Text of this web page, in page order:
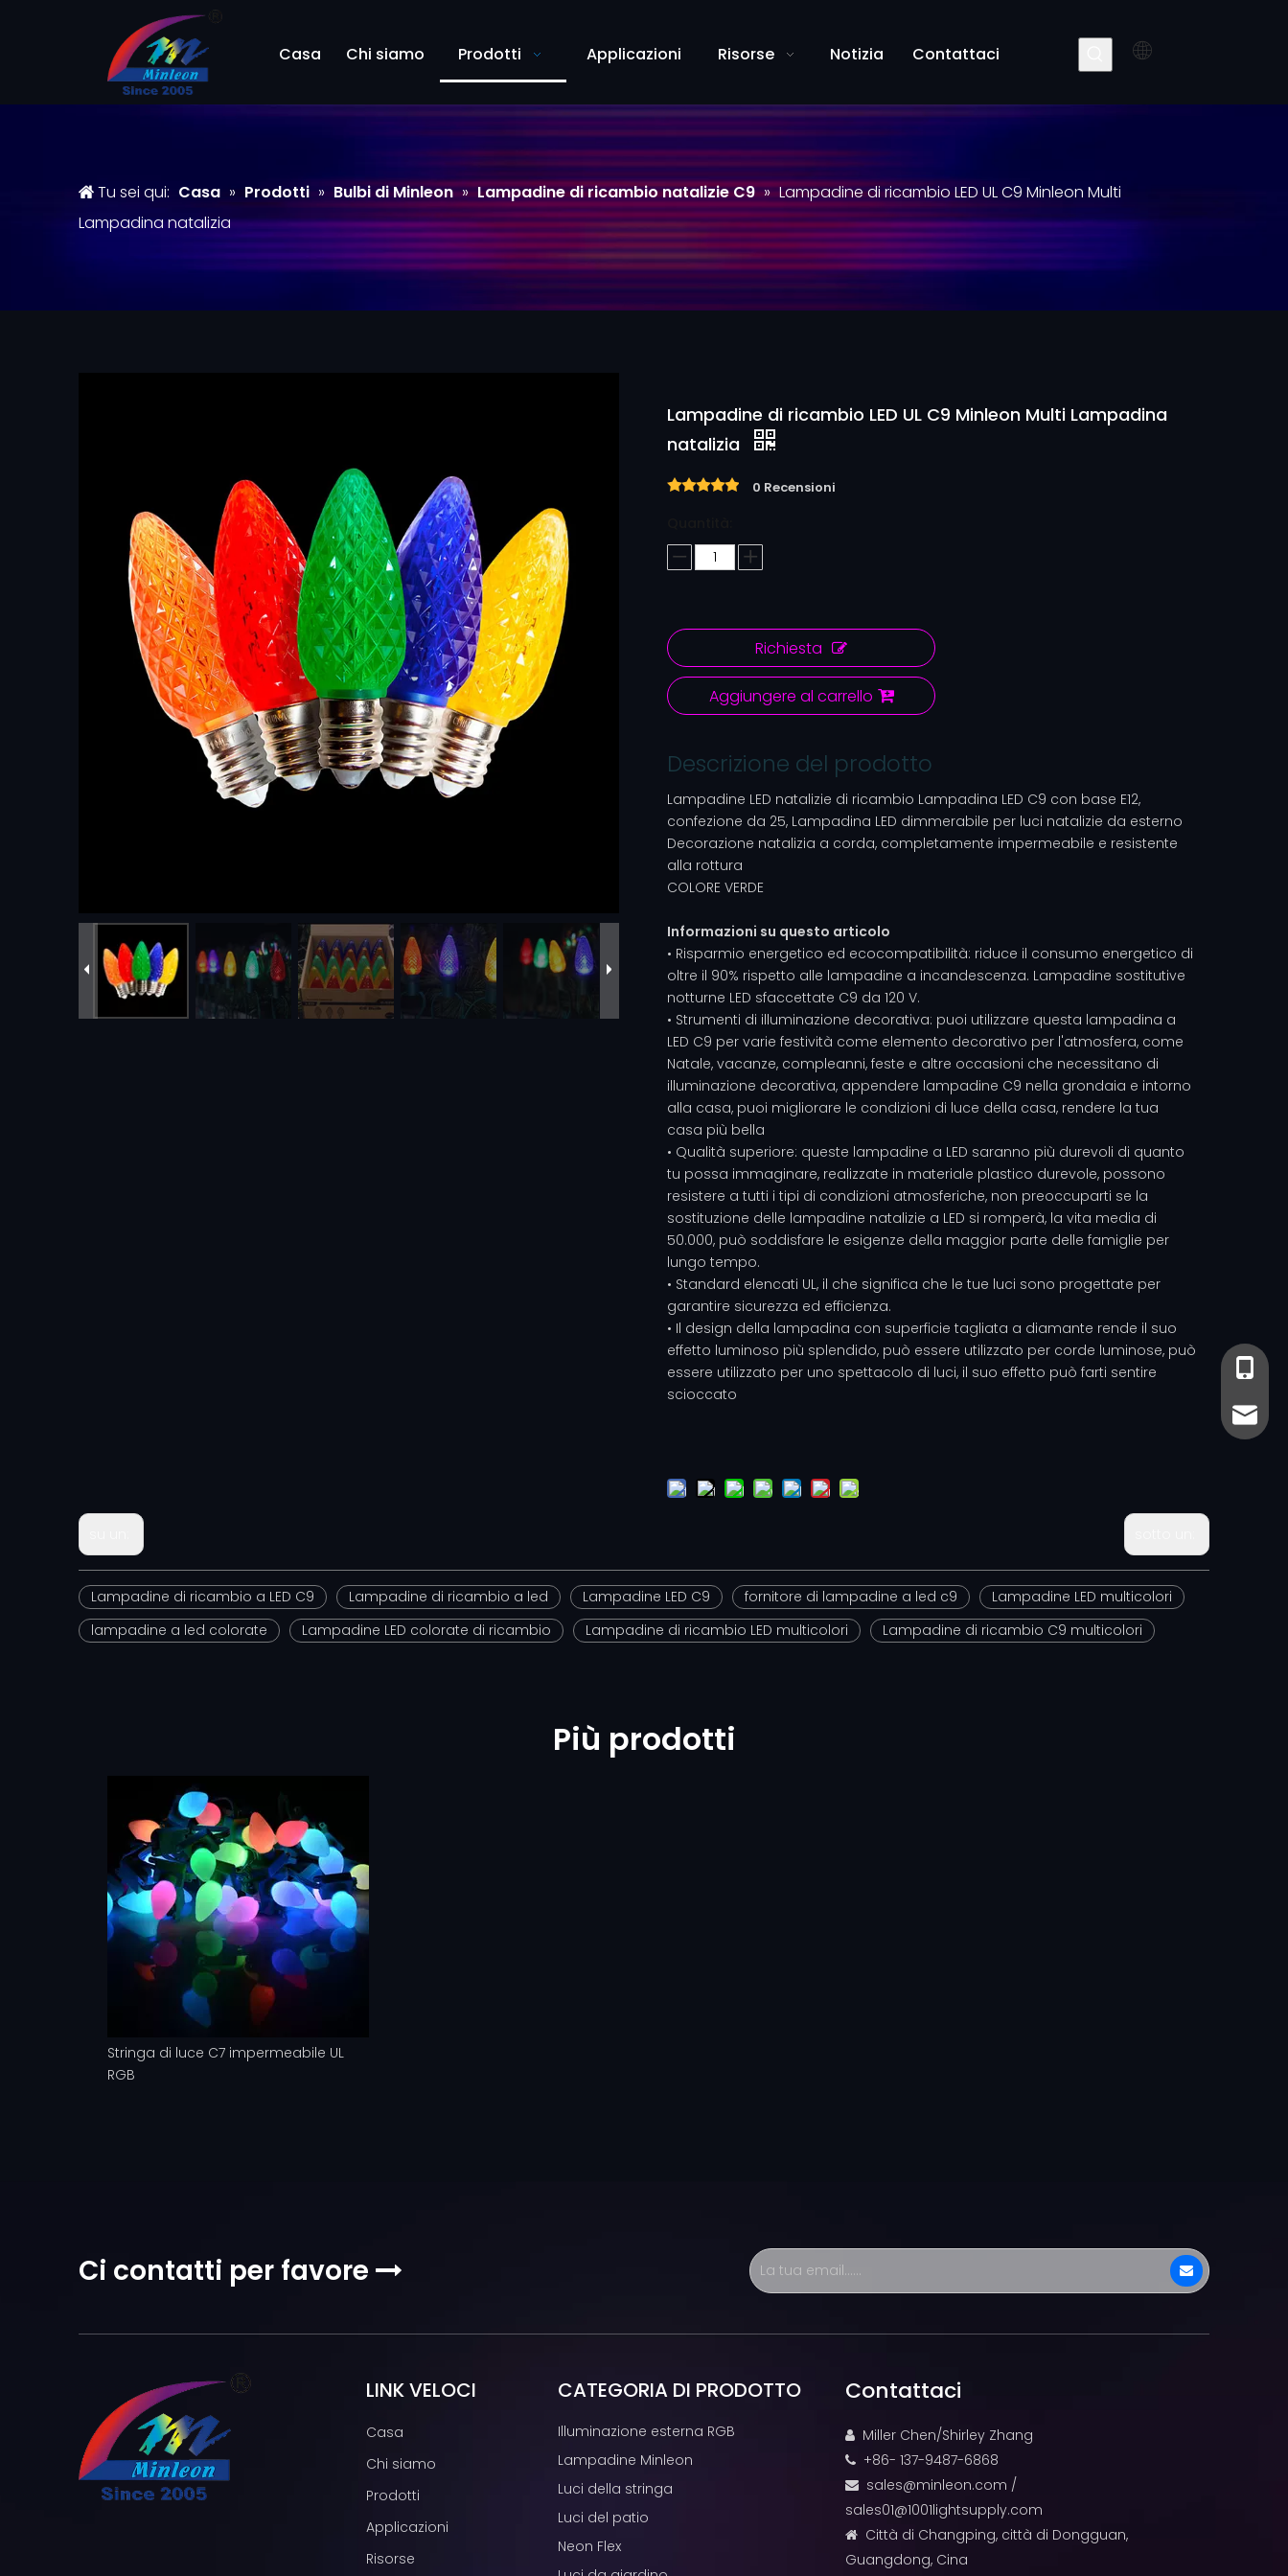
Casa Chi siamo Prodotti Applicazioni Risorse Notizia Contattaci
Tu sei qui: Casa » Prodotti » Bulbi di Minleon » Lampadine di ricambio natalizie C9 » Lampadine di ricambio LED UL C9 Minleon Multi
Lampadina natalizia
Lampadine di ricambio LED UL C9 Minleon Multi Lampadina
natalizia
0 Recensioni
Richiesta
Aggiungere al carrello
Descrizione del prodotto
Lampadine LED natalizie di ricambio Lampadina LED C9 con base E12,
confezione da 25, Lampadina LED dimmerabile per luci natalizie da esterno
Decorazione natalizia a corda, completamente impermeabile e resistente
alla rottura
COLORE VERDE
Informazioni su questo articolo
• Risparmio energetico ed ecocompatibilità: riduce il consumo energetico di
oltre il 90% rispetto alle lampadine a incandescenza. Lampadine sostitutive
notturne LED sfaccettate C9 da 120 V.
• Strumenti di illuminazione decorativa: puoi utilizzare questa lampadina a
LED C9 per varie festività come elemento decorativo per l'atmosfera, come
Natale, vacanze, compleanni, feste e altre occasioni che necessitano di
illuminazione decorativa, appendere lampadine C9 nella grondaia e intorno
alla casa, puoi migliorare le condizioni di luce della casa, rendere la tua
casa più bella
• Qualità superiore: queste lampadine a LED saranno più durevoli di quanto
tu possa immaginare, realizzate in materiale plastico durevole, possono
resistere a tutti i tipi di condizioni atmosferiche, non preoccuparti se la
sostituzione delle lampadine natalizie a LED si romperà, la vita media di
50.000, può soddisfare le esigenze della maggior parte delle famiglie per
lungo tempo.
• Standard elencati UL, il che significa che le tue luci sono progettate per
garantire sicurezza ed efficienza.
• Il design della lampadina con superficie tagliata a diamante rende il suo
effetto luminoso più splendido, può essere utilizzato per corde luminose, può
essere utilizzato per uno spettacolo di luci, il suo effetto può farti sentire
scioccato
Lampadine di ricambio a LED C9 Lampadine di ricambio a led Lampadine LED C9 fornitore di lampadine a led c9
Lampadine LED multicolori
lampadine a led colorate
Lampadine LED colorate di ricambio Lampadine di ricambio LED multicolori Lampadine di ricambio C9 multicolori
Più prodotti
Stringa di luce C7 impermeabile UL
RGB
+86-
Ci contatti per favore 
LINK VELOCI
Casa
Chi siamo
Prodotti
Applicazioni
Risorse
CATEGORIA DI PRODOTTO
Illuminazione esterna RGB
Lampadine Minleon
Luci della stringa
Luci del patio
Neon Flex
Contattaci
 Miller Chen/Shirley Zhang
 +86- 137-9487-6868
 sales@minleon.com /
sales01@1001lightsupply.com

Città di Changping, città di Dongguan,
Guangdong, Cina
+86-